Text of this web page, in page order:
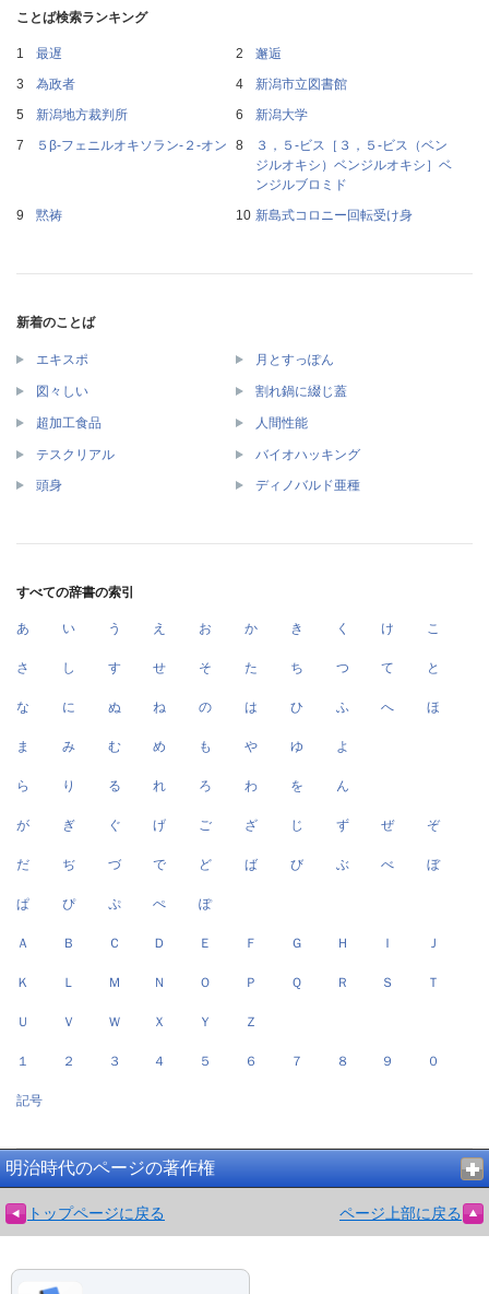
ことば検索ランキング
最遅
邂逅
為政者
新潟市立図書館
新潟地方裁判所
新潟大学
５β‐フェニルオキソラン‐２‐オン
３，５‐ビス［３，５‐ビス（ベン
ジルオキシ）ベンジルオキシ］ベ
ンジルブロミド
黙祷
新島式コロニー回転受け身
新着のことば
エキスポ 月とすっぽん
図々しい 割れ鍋に綴じ蓋
超加工食品 人間性能
テスクリアル バイオハッキング
頭身 ディノバルド亜種
すべての辞書の索引
あ い う え お か き く け こ
さ し す せ そ た ち つ て と
な に ぬ ね の は ひ ふ へ ほ
ま み む め も や ゆ よ
ら り る れ ろ わ を ん
が ぎ ぐ げ ご ざ じ ず ぜ ぞ
だ ぢ づ で ど ば び ぶ べ ぼ
ぱ ぴ ぷ ぺ ぽ
Ａ Ｂ Ｃ Ｄ Ｅ Ｆ Ｇ Ｈ Ｉ Ｊ
Ｋ Ｌ Ｍ Ｎ Ｏ Ｐ Ｑ Ｒ Ｓ Ｔ
Ｕ Ｖ Ｗ Ｘ Ｙ Ｚ
１ ２ ３ ４ ５ ６ ７ ８ ９ ０
記号
明治時代のページの著作権
トップページに戻る ページ上部に戻る